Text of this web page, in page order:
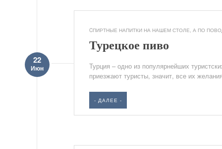
CПИРТНЫЕ НАПИТКИ НА НАШЕМ СТОЛЕ, А ПО
Турецкое пиво
22
Июн
Турция – одно из популярнейших
приезжают туристы, значит, все их
- ДАЛЕЕ -